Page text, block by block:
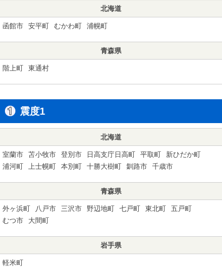
北海道
函館市 安平町 むかわ町 浦幌町
青森県
階上町 東通村
震度1
北海道
室蘭市 苫小牧市 登別市 日高支庁日高町 平取町
新ひだか町
浦河町
上士幌町 本別町 十勝大樹町 釧路市 千歳市
青森県
外ヶ浜町 八戸市 三沢市 野辺地町 七戸町 東北町
五戸町
むつ市
大間町
岩手県
軽米町